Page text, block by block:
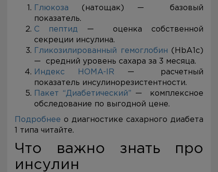
Глюкоза (натощак) — базовый
показатель.
С пептид — оценка собственной
секреции инсулина.
Гликозилированный гемоглобин (HbA1c)
— средний уровень сахара за 3 месяца.
Индекс HOMA-IR — расчетный
показатель инсулинорезистентности.
Пакет “Диабетический” — комплексное
обследование по выгодной цене.
Подробнее о диагностике сахарного диабета
1 типа читайте.
Что важно знать про
инсулин